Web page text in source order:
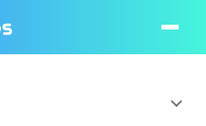
Ouvrir le